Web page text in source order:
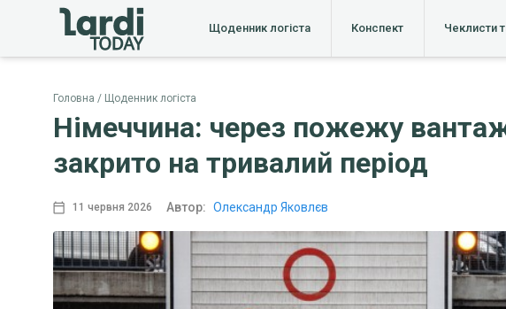
Щоденник логіста Конспект Чеклисти
Головна Щоденник логіста
Німеччина: через пожежу
закрито на тривалий період
11 червня 2026 Автор: Олександр Яковлєв